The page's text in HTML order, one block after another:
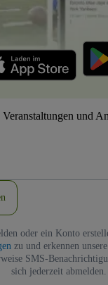
und
oder ein Konto
zu und erkennen unsere
SMS-
sich jederzeit abmelden.